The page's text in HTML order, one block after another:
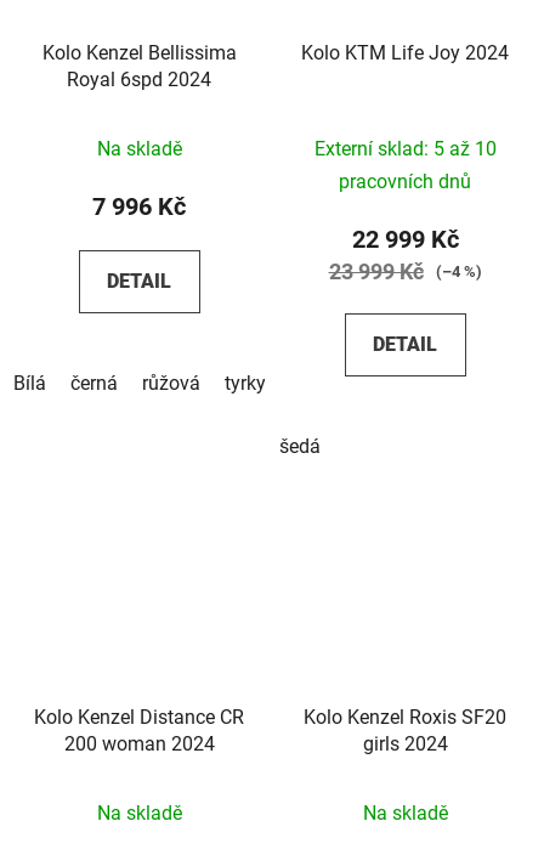
Kolo Kenzel Bellissima
Royal 6spd 2024
Na skladě
7 996 Kč
DETAIL
Bílá černá růžová tyrkysová béžová hnědá
Kolo KTM Life Joy 2024
Externí sklad: 5 až 10
pracovních dnů
22 999 Kč
23 999 Kč (–4 %)
DETAIL
šedá
Kolo Kenzel Distance CR
200 woman 2024
Na skladě
Kolo Kenzel Roxis SF20
girls 2024
Na skladě